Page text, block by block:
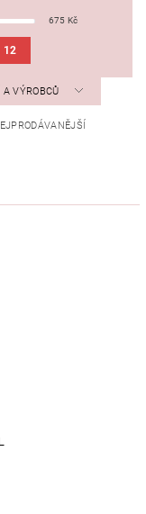
675 Kč
12
VÝROBCŮ